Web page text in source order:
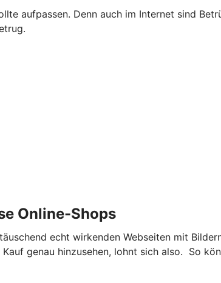
aufpassen. Denn auch im Internet sind
Online-Shops
echt wirkenden Webseiten mit
genau hinzusehen, lohnt sich also. So